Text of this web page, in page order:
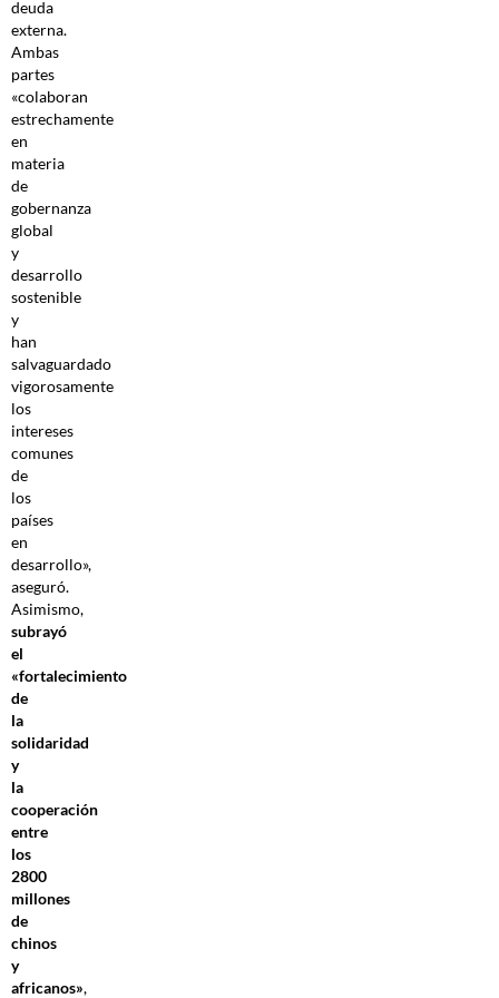
deuda
externa.
Ambas
partes
«colaboran
estrechamente
en
materia
de
gobernanza
global
y
desarrollo
sostenible
y
han
salvaguardado
vigorosamente
los
intereses
comunes
de
los
países
en
desarrollo»,
aseguró.
Asimismo,
subrayó
el
«fortalecimiento
de
la
solidaridad
y
la
cooperación
entre
los
2800
millones
de
chinos
y
africanos»,